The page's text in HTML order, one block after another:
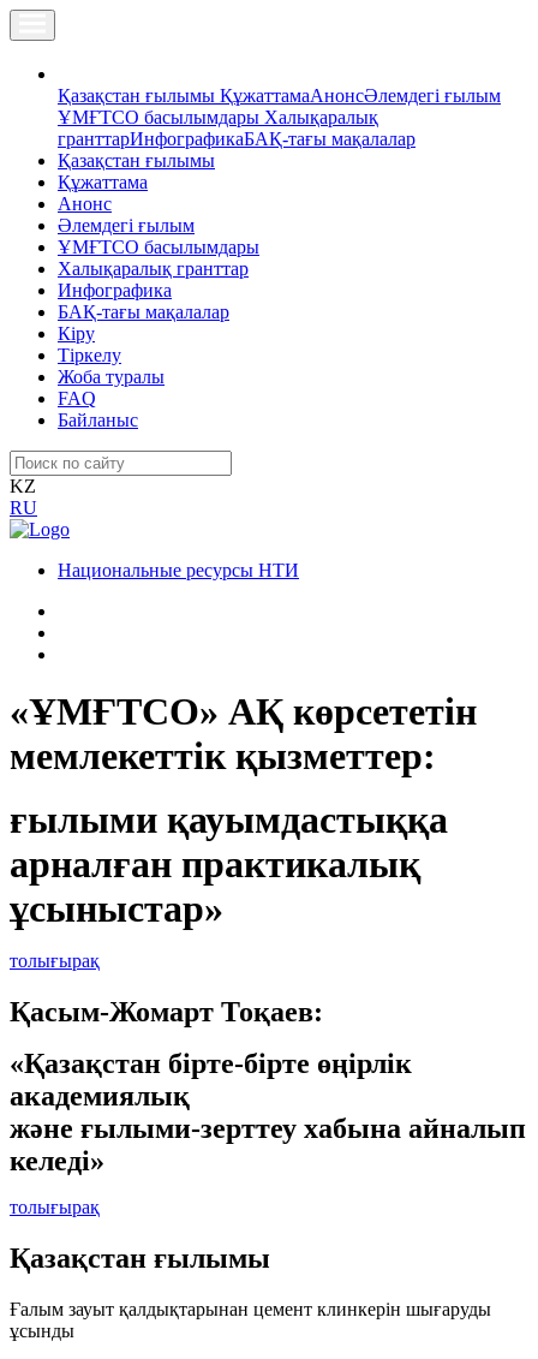
Қазақстан ғылымы ҚұжаттамаАнонсӘлемдегі ғылым
ҰМҒТСО басылымдары Халықаралық
гранттарИнфографикаБАҚ-тағы мақалалар
Қазақстан ғылымы
Құжаттама
Анонс
Әлемдегі ғылым
ҰМҒТСО басылымдары
Халықаралық гранттар
Инфографика
БАҚ-тағы мақалалар
Кіру
Тіркелу
Жоба туралы
FAQ
Байланыс
KZ
RU
Национальные ресурсы НТИ
«ҰМҒТСО» АҚ көрсететін
мемлекеттік қызметтер:
ғылыми қауымдастыққа
арналған практикалық
ұсыныстар»
толығырақ
Қасым-Жомарт Тоқаев:
«Қазақстан бірте-бірте өңірлік
академиялық
және ғылыми-зерттеу хабына айналып
келеді»
толығырақ
Қазақстан ғылымы
Ғалым зауыт қалдықтарынан цемент клинкерін шығаруды
ұсынды